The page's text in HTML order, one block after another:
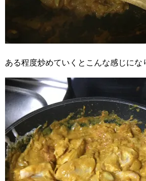
ある程度炒めていくとこんな感じにな